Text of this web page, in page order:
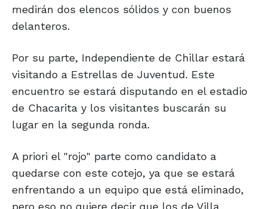
medirán dos elencos sólidos y con buenos
delanteros.
Por su parte, Independiente de Chillar estará
visitando a Estrellas de Juventud. Este
encuentro se estará disputando en el estadio
de Chacarita y los visitantes buscarán su
lugar en la segunda ronda.
A priori el "rojo" parte como candidato a
quedarse con este cotejo, ya que se estará
enfrentando a un equipo que está eliminado,